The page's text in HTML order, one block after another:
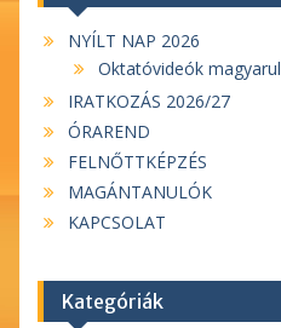
NYÍLT NAP 2026
Oktatóvideók magyarul
IRATKOZÁS 2026/27
ÓRAREND
FELNŐTTKÉPZÉS
MAGÁNTANULÓK
KAPCSOLAT
Kategóriák